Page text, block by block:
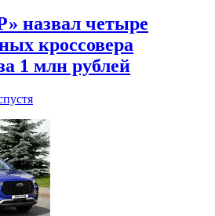
назвал четыре
кроссовера
1 млн рублей